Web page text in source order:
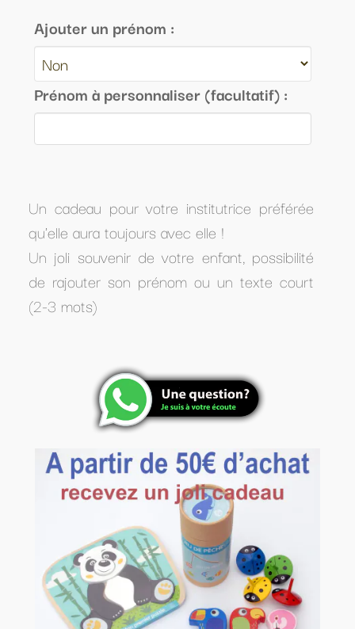
Ajouter un prénom :
Prénom à personnaliser (facultatif) :
Un cadeau pour votre institutrice préférée
qu'elle aura toujours avec elle !
Un joli souvenir de votre enfant, possibilité
de rajouter son prénom ou un texte court
(2-3 mots)